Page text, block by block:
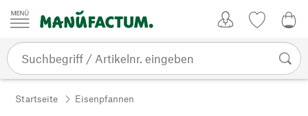
Zum Inhalt springen
Startseite Eisenpfannen